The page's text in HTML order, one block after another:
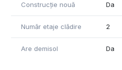
Construcție nouă Da
Număr etaje clădire 2
Are demisol Da